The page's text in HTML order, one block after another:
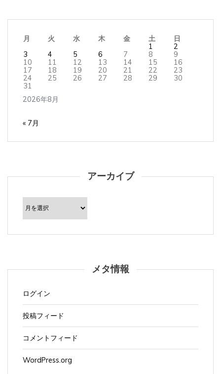
2026年8月
1
2
3
4 5 6 7 8
9
10
11 12 13 14 15
16
17
18 19 20 21 22
23
24
25 26 27 28 29
30
31
イ
投稿フィード
コメントフィード
WordPress.org